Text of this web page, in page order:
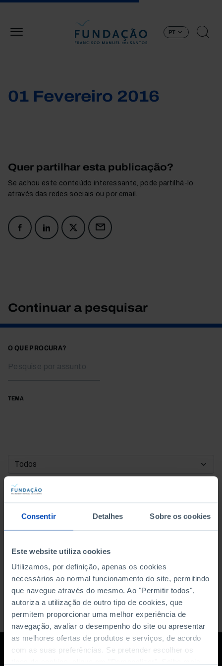
Consentir Detalhes Sobre os cookies
Este website utiliza cookies
Utilizamos, por definição, apenas os cookies
necessários ao normal funcionamento do site, permitindo
que navegue através do mesmo. Ao "Permitir todos",
autoriza a utilização de outro tipo de cookies, que
permitem proporcionar uma melhor experiência de
navegação, avaliar o desempenho do site ou apresentar
as melhores ofertas de produtos e serviços, de acordo
com as suas preferências. Se pretender escolher os
PT
01 Fevereiro 2016
Quer partilhar esta publicação?
Se achou este conteúdo interessante, pode partilhá-lo
através das redes sociais ou por email.
Continuar a pesquisar
O QUE PROCURA?
TEMA
DATA DE INÍCIO
DATA DE FIM